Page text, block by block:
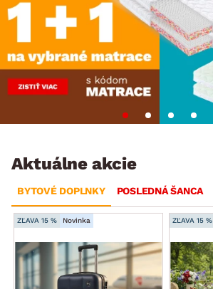
Aktuálne akcie
BYTOVÉ DOPLNKY POSLEDNÁ ŠANCA
ZĽAVA 15 % Novinka ZĽAVA 15 %